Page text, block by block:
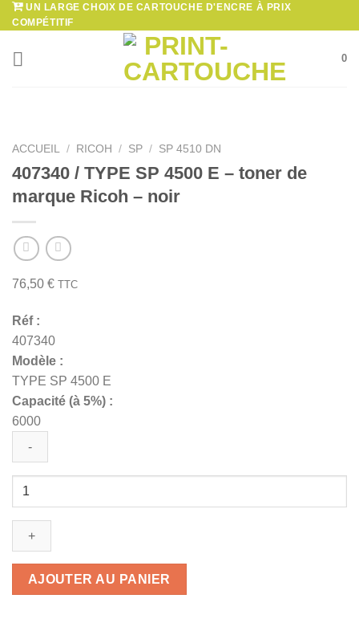
Passer
au
contenu
UN LARGE CHOIX DE CARTOUCHE D'ENCRE À PRIX
COMPÉTITIF
0
ACCUEIL / RICOH / SP / SP 4510 DN
407340 / TYPE SP 4500 E – toner de
marque Ricoh – noir
76,50 € TTC
Réf :
407340
Modèle :
TYPE SP 4500 E
Capacité (à 5%) :
6000
quantité
407340
4500
AJOUTER AU PANIER